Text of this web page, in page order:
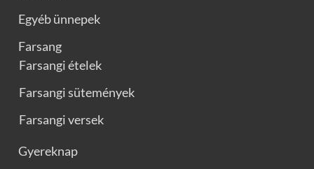
Egyéb ünnepek
Farsang
Farsangi ételek
Farsangi sütemények
Farsangi versek
Gyereknap